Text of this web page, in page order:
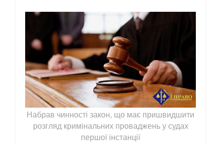
Набрав чинності закон, що має пришвидшити
розгляд кримінальних проваджень у судах
першої інстанції